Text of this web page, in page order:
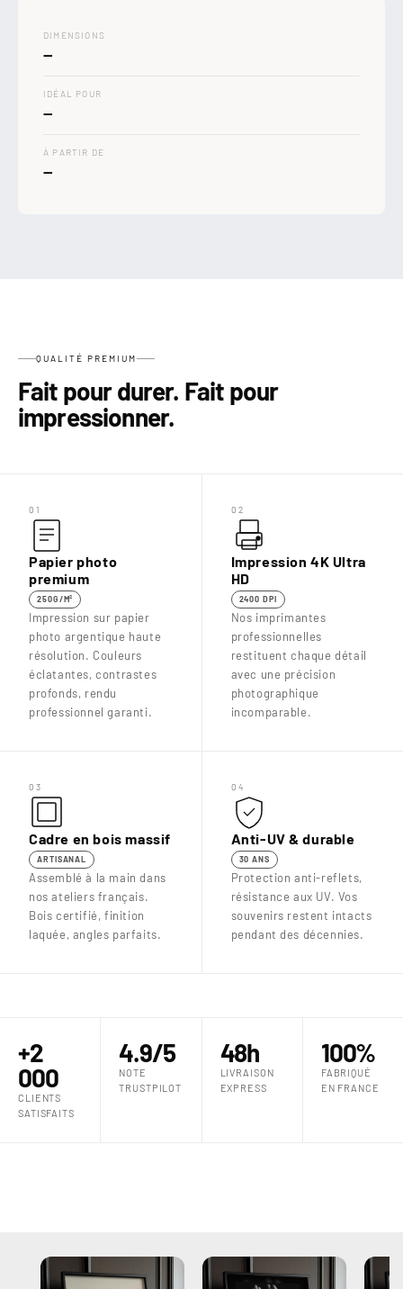
DIMENSIONS
—
IDÉAL POUR
—
À PARTIR DE
—
QUALITÉ PREMIUM
Fait pour durer. Fait pour
impressionner.
01
Papier photo
premium
250G/M²
Impression sur papier
photo argentique haute
résolution. Couleurs
éclatantes, contrastes
profonds, rendu
professionnel garanti.
02
Impression 4K Ultra
HD
2400 DPI
Nos imprimantes
professionnelles
restituent chaque détail
avec une précision
photographique
incomparable.
03
Cadre en bois massif
ARTISANAL
Assemblé à la main dans
nos ateliers français.
Bois certifié, finition
laquée, angles parfaits.
04
Anti-UV & durable
30 ANS
Protection anti-reflets,
résistance aux UV. Vos
souvenirs restent intacts
pendant des décennies.
+2
000
CLIENTS
SATISFAITS
4.9/5
NOTE
TRUSTPILOT
48h
LIVRAISON
EXPRESS
100%
FABRIQUÉ
EN FRANCE